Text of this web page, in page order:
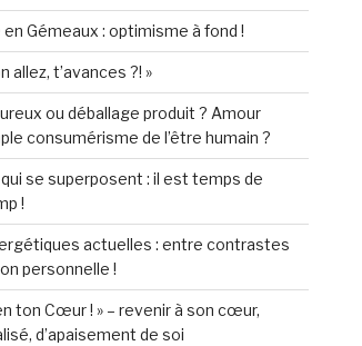
Gémeaux : optimisme à fond !
allez, t’avances ?! »
ou déballage produit ? Amour
consumérisme de l’être humain ?
se superposent : il est temps de
!
actuelles : entre contrastes
personnelle !
ton Cœur ! » – revenir à son cœur,
d’apaisement de soi